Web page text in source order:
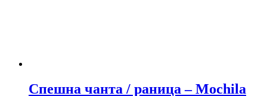
Спешна чанта / раница – Mochila